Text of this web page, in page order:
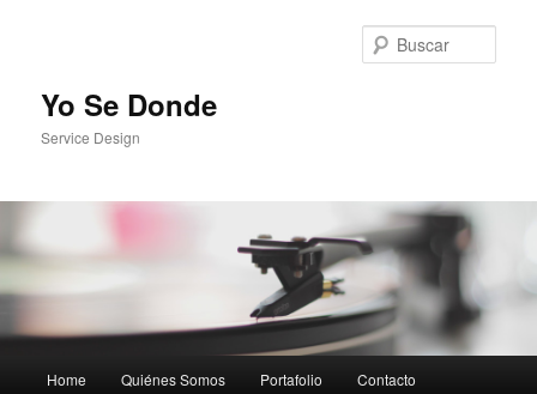
Yo Se Donde
Service Design
Ir al contenido principal
Ir al contenido secundario
Home Quiénes Somos Portafolio Contacto